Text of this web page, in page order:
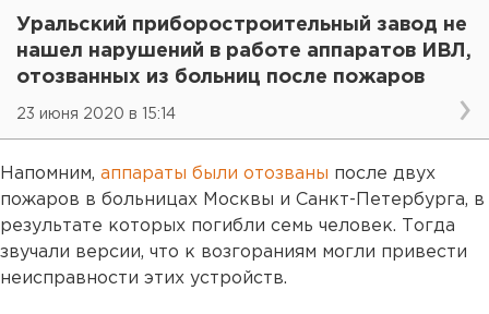
Уральский приборостроительный завод не
нашел нарушений в работе аппаратов ИВЛ,
отозванных из больниц после пожаров
23 июня 2020 в 15:14
Напомним, аппараты были отозваны после двух
пожаров в больницах Москвы и Санкт-Петербурга, в
результате которых погибли семь человек. Тогда
звучали версии, что к возгораниям могли привести
неисправности этих устройств.